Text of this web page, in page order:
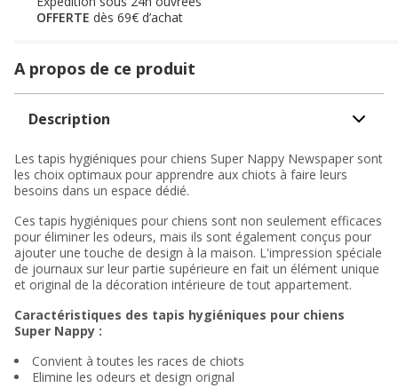
OFFERTE dès 69€ d’achat
A propos de ce produit
Description
Les tapis hygiéniques pour chiens Super Nappy Newspaper sont
les choix optimaux pour apprendre aux chiots à faire leurs
besoins dans un espace dédié.
Ces tapis hygiéniques pour chiens sont non seulement efficaces
pour éliminer les odeurs, mais ils sont également conçus pour
ajouter une touche de design à la maison. L'impression spéciale
de journaux sur leur partie supérieure en fait un élément unique
et original de la décoration intérieure de tout appartement.
Caractéristiques des tapis hygiéniques pour chiens
Super Nappy :
Convient à toutes les races de chiots
Elimine les odeurs et design orignal